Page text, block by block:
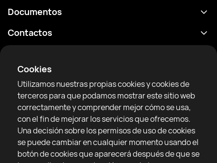
Cookies
Utilizamos nuestras propias cookies y cookies de
terceros para que podamos mostrar este sitio web
correctamente y comprender mejor cómo se usa,
con el fin de mejorar los servicios que ofrecemos.
Una decisión sobre los permisos de uso de cookies
se puede cambiar en cualquier momento usando el
botón de cookies que aparecerá después de que se
RTF United service limited
6 Burrows court, Liverpool, Reino Unido
Calendario
Clasificaciones
Noticias
Artículos
Sparring Finder
Documentos
Política de privacidad
Condiciones de uso
Reglas de la comunidad
Contactos